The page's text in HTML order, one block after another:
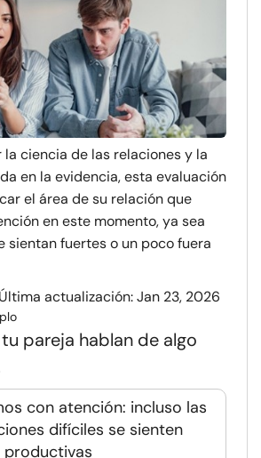
la ciencia de las relaciones y la
en la evidencia, esta evaluación
el área de su relación que
en este momento, ya sea
sientan fuertes o un poco fuera
actualización: Jan 23, 2026
pareja hablan de algo
con atención: incluso las
difíciles se sienten
productivas